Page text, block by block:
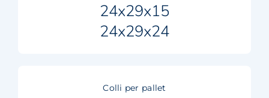
24x29x15
24x29x24
Colli per pallet